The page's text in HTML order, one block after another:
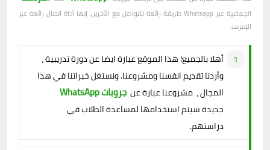
الجماعية عبر Whatsapp طريقة رائعة للتواصل مع الآخرين. إنها أداة اتصال رائعة عبر
الإنترنت.
أهلا بالجميع! هذا الموقع عبارة ايضا عن دورة تدريبية ،
وأردنا تقديم انفسنا ومشروعنا. ونستغل خبراتنا في هذا
المجال ، مشروعنا عبارة عن جروبات WhatsApp
جديدة سيتم استخدامها لمساعدة الطلاب في
دراستهم.